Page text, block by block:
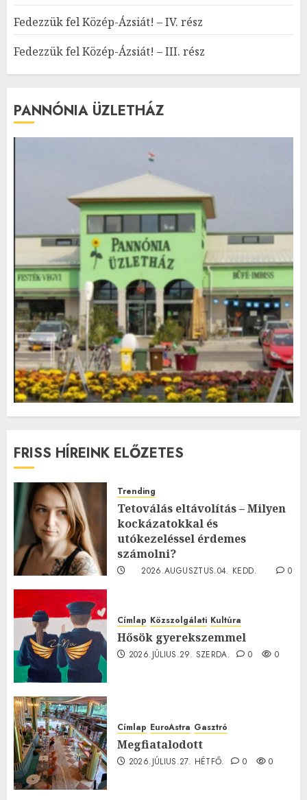
Fedezzük fel Közép-Ázsiát! – IV. rész
Fedezzük fel Közép-Ázsiát! – III. rész
PANNÓNIA ÜZLETHÁZ
FRISS HÍREINK ELŐZETES
Trending
Tetoválás eltávolítás – Milyen
kockázatokkal és
utókezeléssel érdemes
számolni?
2026.AUGUSZTUS.04. KEDD.
0
Címlap Közszolgálati Kultúra
Hősök gyerekszemmel
2026.JÚLIUS.29. SZERDA. 0 0
Címlap EuroAstra Gasztró
Megfiatalodott
2026.JÚLIUS.27. HÉTFŐ. 0 0